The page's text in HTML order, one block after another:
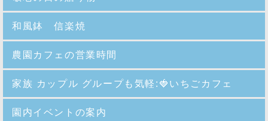
和風鉢 信楽焼
農園カフェの営業時間
家族 カップル グループも気軽:🍓いちごカフェ
園内イベントの案内